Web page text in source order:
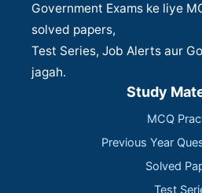
Government Exams ke liye
solved papers,
Test Series, Job Alerts aur
jagah.
Study
MCQ
Previous Year
Solved
Test